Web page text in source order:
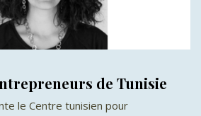
de Tunisie
le Centre tunisien pour